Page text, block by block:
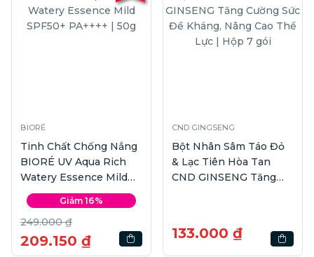
BIORÉ
Tinh Chất Chống Nắng
BIORÉ UV Aqua Rich
Watery Essence Mild
SPF50+ PA++++ | 50g
Giảm 16%
249.000 ₫
209.150 ₫
CND GINGSENG
Bột Nhân Sâm Táo Đỏ
& Lạc Tiên Hòa Tan
CND GINSENG Tăng
133.000 ₫